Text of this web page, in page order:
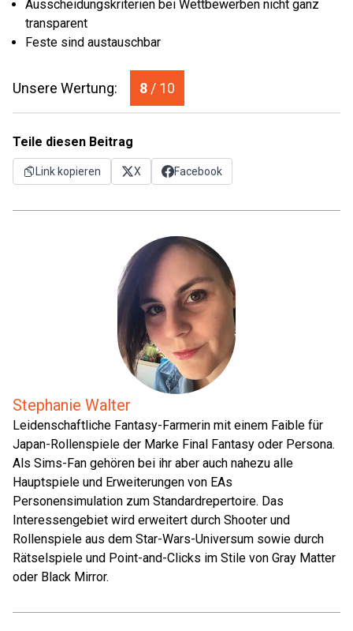
Ausscheidungskriterien bei Wettbewerben nicht ganz
transparent
Feste sind austauschbar
Unsere Wertung: 8 / 10
Teile diesen Beitrag
Link kopieren X Facebook
Stephanie Walter
Leidenschaftliche Fantasy-Farmerin mit einem Faible für
Japan-Rollenspiele der Marke Final Fantasy oder Persona.
Als Sims-Fan gehören bei ihr aber auch nahezu alle
Hauptspiele und Erweiterungen von EAs
Personensimulation zum Standardrepertoire. Das
Interessengebiet wird erweitert durch Shooter und
Rollenspiele aus dem Star-Wars-Universum sowie durch
Rätselspiele und Point-and-Clicks im Stile von Gray Matter
oder Black Mirror.